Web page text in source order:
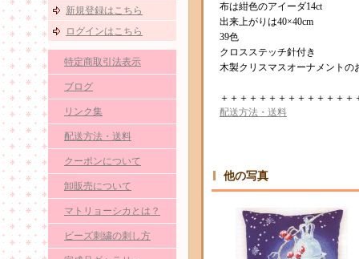
新規登録はこちら
ログインはこちら
特定商取引法表示
ブログ
リンク集
配送方法・送料
クーポンについて
卸販売について
マトリョーシカとは？
ビーズ刺繍の刺し方
布は紺色のアイーダ14ct
出来上がりは40×40cm
39色
クロスステッチ針付き
木製クリスマスオーナメントの
＋＋＋＋＋＋＋＋＋＋＋＋＋
配送方法・送料
他の写真